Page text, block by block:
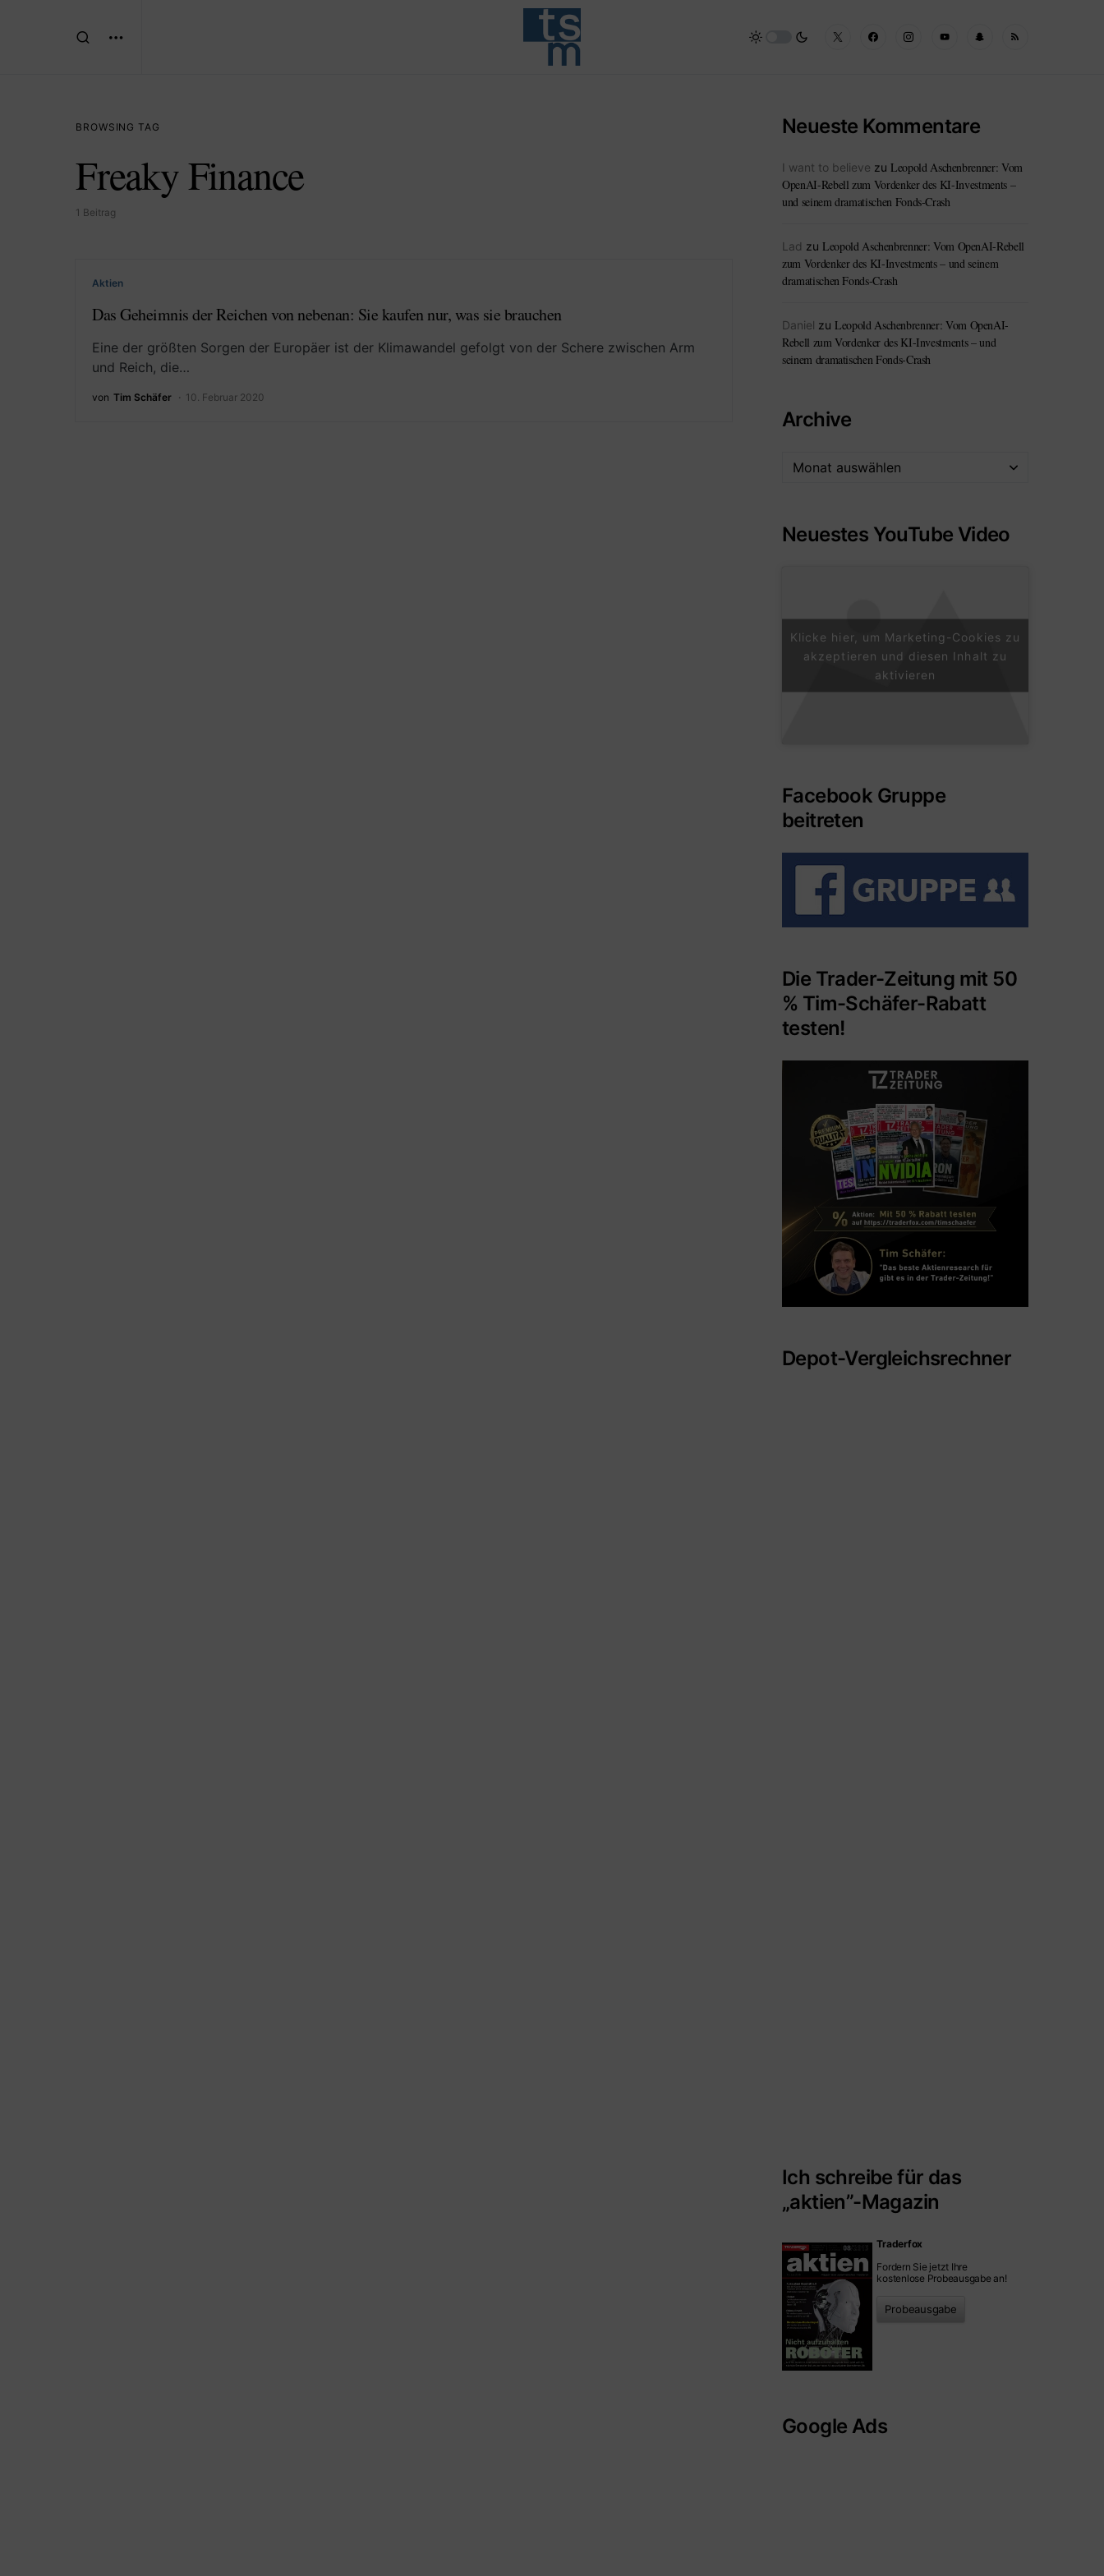
BROWSING TAG
Freaky Finance
1 Beitrag
Aktien
Das Geheimnis der Reichen von nebenan: Sie kaufen nur, was sie brauchen
Eine der größten Sorgen der Europäer ist der Klimawandel gefolgt von der Schere zwischen Arm
und Reich, die…
von Tim Schäfer 10. Februar 2020
Neueste Kommentare
I want to believe zu Leopold Aschenbrenner: Vom
OpenAI-Rebell zum Vordenker des KI-Investments –
und seinem dramatischen Fonds-Crash
Lad zu Leopold Aschenbrenner: Vom OpenAI-Rebell
zum Vordenker des KI-Investments – und seinem
dramatischen Fonds-Crash
Daniel zu Leopold Aschenbrenner: Vom OpenAI-
Rebell zum Vordenker des KI-Investments – und
seinem dramatischen Fonds-Crash
Archive
Neuestes YouTube Video
Klicke hier, um Marketing-Cookies zu
akzeptieren und diesen Inhalt zu
aktivieren
Facebook Gruppe
beitreten
Die Trader-Zeitung mit 50
% Tim-Schäfer-Rabatt
testen!
Depot-Vergleichsrechner
Ich schreibe für das
„aktien”-Magazin
Traderfox
Fordern Sie jetzt Ihre
kostenlose Probeausgabe an!
Probeausgabe
Google Ads